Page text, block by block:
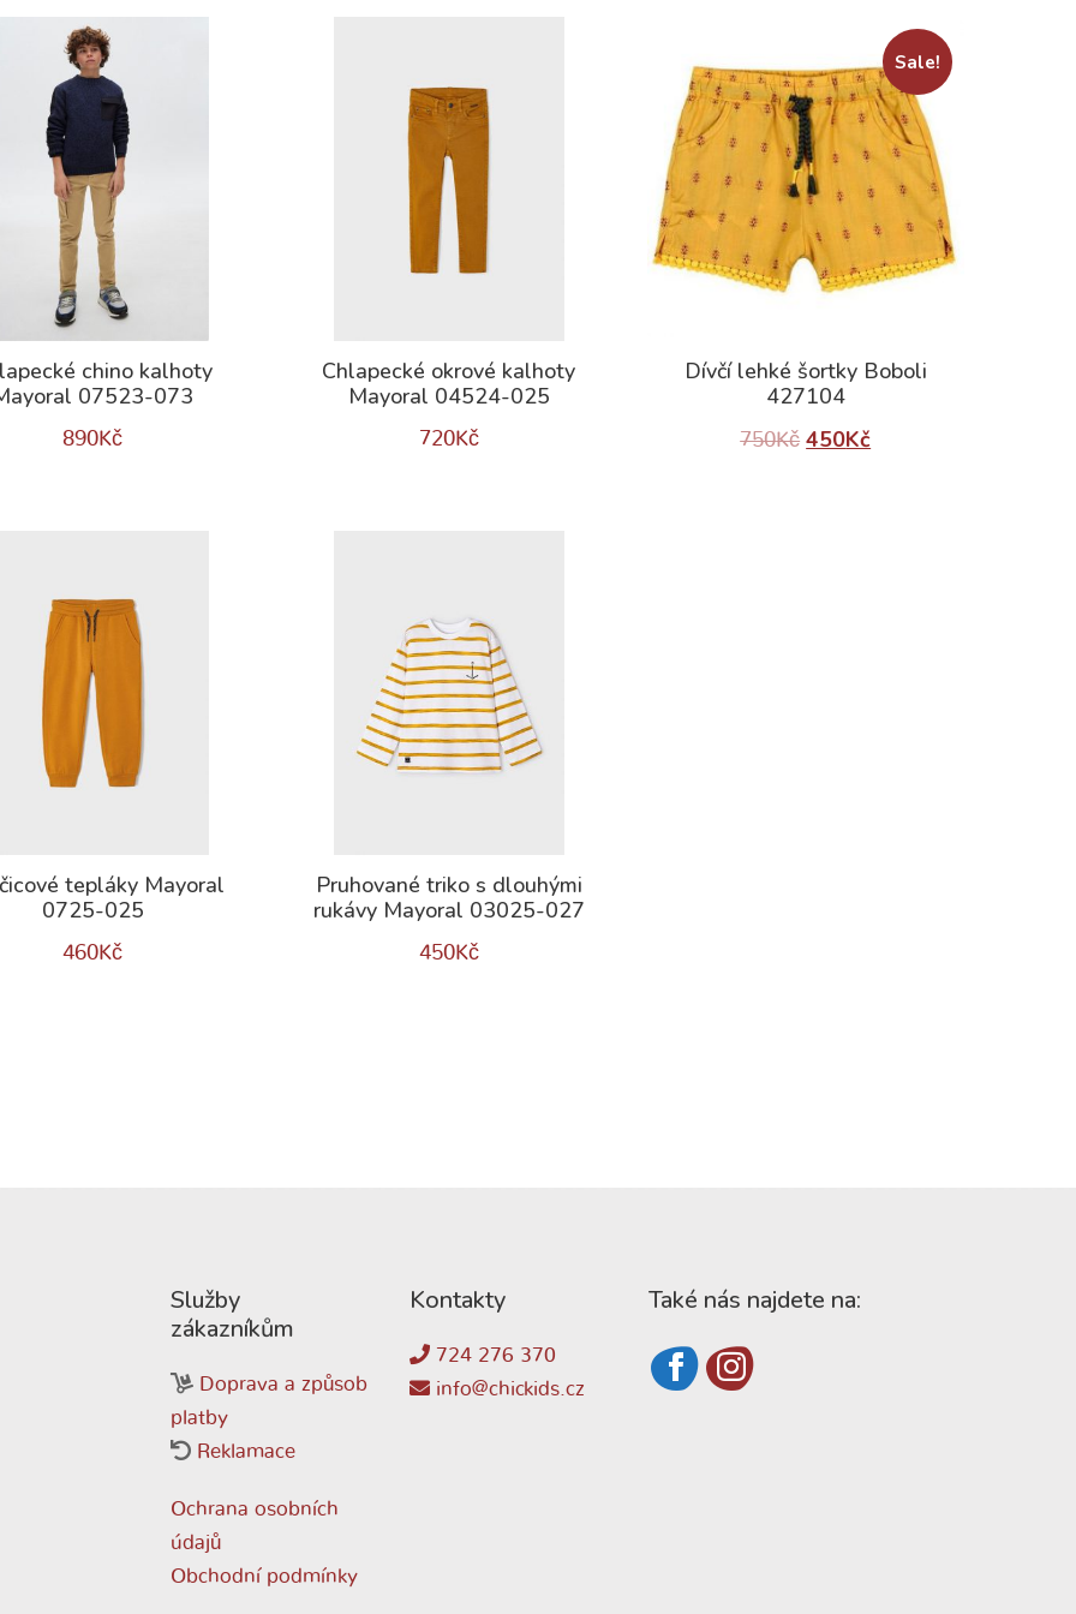
chino kalhoty
07523-073
890Kč
Chlapecké okrové kalhoty
Mayoral 04524-025
720Kč
Sale!
Dívčí lehké šortky Boboli
427104
750Kč 450Kč
tepláky Mayoral
0725-025
460Kč
Pruhované triko s dlouhými
rukávy Mayoral 03025-027
450Kč
Služby
zákazníkům
Doprava a způsob
platby
Reklamace
Ochrana osobních
údajů
Obchodní podmínky
Kontakty
724 276 370
info@chickids.cz
Také nás najdete na: